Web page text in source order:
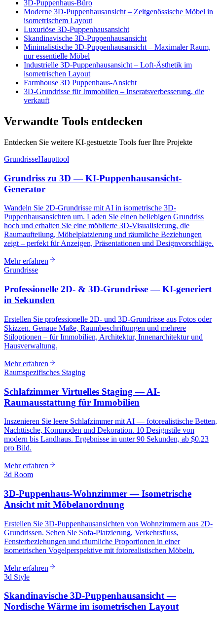
3D-Puppenhaus-Büro
Moderne 3D-Puppenhausansicht – Zeitgenössische Möbel in
isometrischem Layout
Luxuriöse 3D-Puppenhausansicht
Skandinavische 3D-Puppenhausansicht
Minimalistische 3D-Puppenhausansicht – Maximaler Raum,
nur essentielle Möbel
Industrielle 3D-Puppenhausansicht – Loft-Ästhetik im
isometrischen Layout
Farmhouse 3D Puppenhaus-Ansicht
3D-Grundrisse für Immobilien – Inseratsverbesserung, die
verkauft
Verwandte Tools entdecken
Entdecken Sie weitere KI-gestuetzte Tools fuer Ihre Projekte
GrundrisseHaupttool
Grundriss zu 3D — KI-Puppenhausansicht-
Generator
Wandeln Sie 2D-Grundrisse mit AI in isometrische 3D-
Puppenhausansichten um. Laden Sie einen beliebigen Grundriss
hoch und erhalten Sie eine möblierte 3D-Visualisierung, die
Raumaufteilung, Möbelplatzierung und räumliche Beziehungen
zeigt – perfekt für Anzeigen, Präsentationen und Designvorschläge.
Mehr erfahren
Grundrisse
Professionelle 2D- & 3D-Grundrisse — KI-generiert
in Sekunden
Erstellen Sie professionelle 2D- und 3D-Grundrisse aus Fotos oder
Skizzen. Genaue Maße, Raumbeschriftungen und mehrere
Stiloptionen – für Immobilien, Architektur, Innenarchitektur und
Hausverwaltung.
Mehr erfahren
Raumspezifisches Staging
Schlafzimmer Virtuelles Staging — AI-
Raumausstattung für Immobilien
Inszenieren Sie leere Schlafzimmer mit AI — fotorealistische Betten,
Nachttische, Kommoden und Dekoration. 10 Designstile von
modern bis Landhaus. Ergebnisse in unter 90 Sekunden, ab $0.23
pro Bild.
Mehr erfahren
3d Room
3D-Puppenhaus-Wohnzimmer — Isometrische
Ansicht mit Möbelanordnung
Erstellen Sie 3D-Puppenhausansichten von Wohnzimmern aus 2D-
Grundrissen. Sehen Sie Sofa-Platzierung, Verkehrsfluss,
Fensterbeziehungen und räumliche Proportionen in einer
isometrischen Vogelperspektive mit fotorealistischen Möbeln.
Mehr erfahren
3d Style
Skandinavische 3D-Puppenhausansicht —
Nordische Wärme im isometrischen Layout